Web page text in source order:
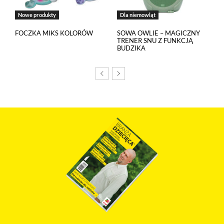
Nowe produkty
FOCZKA MIKS KOLORÓW
Dla niemowląt
SOWA OWLIE – MAGICZNY
TRENER SNU Z FUNKCJĄ
BUDZIKA